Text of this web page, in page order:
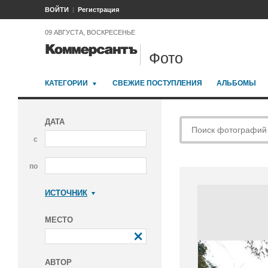
ВОЙТИ Регистрация
09 АВГУСТА, ВОСКРЕСЕНЬЕ
Фото
КАТЕГОРИИ СВЕЖИЕ ПОСТУПЛЕНИЯ АЛЬБОМЫ
ДАТА
с
по
ИСТОЧНИК
МЕСТО
АВТОР